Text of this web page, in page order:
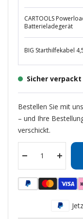
CARTOOLS
Batterieladegerät
BIG Starthilfekabel
Sicher verpackt
Bestellen Sie mit
– und Ihre
verschickt.
Menge
verringern
Menge